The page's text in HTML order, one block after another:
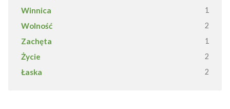
Winnica 1
Wolność 2
Zachęta 1
Życie 2
Łaska 2